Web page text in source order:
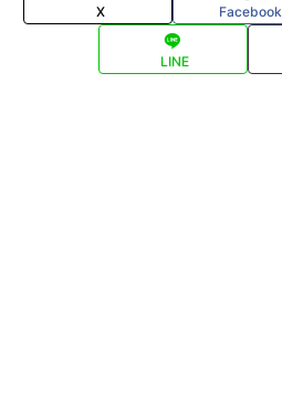
X Facebook
LINE